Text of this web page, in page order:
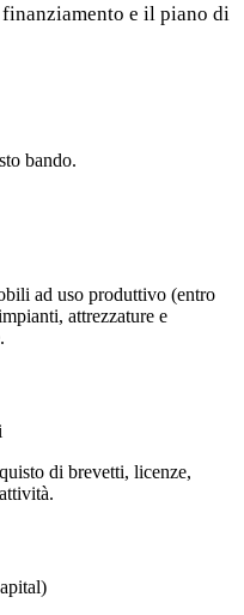
e il piano di
bando.
ad uso produttivo (entro
attrezzature e
di brevetti, licenze,